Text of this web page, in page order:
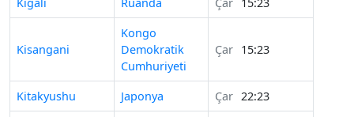
Kisangani
Kongo
Demokratik
Cumhuriyeti
Çar 15:23
Kitakyushu Japonya Çar 22:23